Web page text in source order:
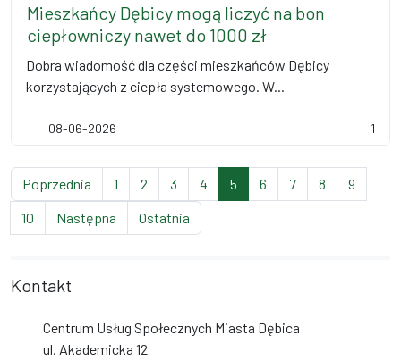
Mieszkańcy Dębicy mogą liczyć na bon
ciepłowniczy nawet do 1000 zł
Dobra wiadomość dla części mieszkańców Dębicy
korzystających z ciepła systemowego. W...
08-06-2026 1
Poprzednia strona
1 strona
2 strona
3 strona
4 strona
5 (bieżąca strona)
6 strona
7strona
8 strona
9
10 stronaNastępna stronaOstatnia
Kontakt
Centrum Usług Społecznych Miasta Dębica
ul. Akademicka 12